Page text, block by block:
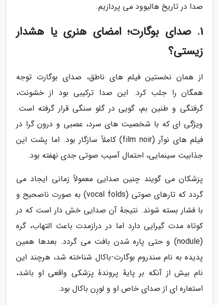
صدا در تاریخ هالیوود می پردازیم.
1. صدای بوگارت؛ امضای هنری یا هشدار
زیستی؟
از همان نخستین فیلم های ناطق، صدای بوگارت توجه
همگان را جلب کرد. این صدا ترکیبی بود از خشونت،
گرفتگی و طنین بم، گویی در گلو سنگی قرار گرفته است.
ویژگی ای که با شخصیت های سرد، عصبی و درون گرا در
فیلم های نوآر (film noir) کاملاً سازگار بود. اما پشت این
جذابیت سینمایی، احتمال آسیب صوتی جدی نهفته بود.
پزشکان می گویند چنین صدایی معمولاً زمانی ایجاد می
گردد که تارهای صوتی (vocal folds) به صورت ناصحیح و
با فشار بسته شوند. نتیجهٔ آن صدایی خش دار است که در
کوتاه مدت گیرایی دارد اما در درازمدت باعث التهاب، گره
(nodule) و حتی پاره شدن بافت می گردد. بعدها همین
پدیده به نام سندروم بوگارت-باکال شناخته شد، هرچند این
نام بیش از آنکه بر پایهٔ پروندهٔ پزشکی واقعی او باشد،
استعاره ای از صدای خاص او و لورِن باکال بود.